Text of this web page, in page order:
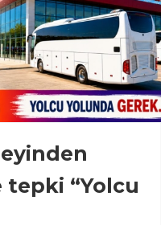
tepki “Yolcu